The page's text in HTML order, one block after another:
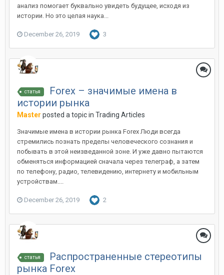
анализ помогает буквально увидеть будущее, исходя из
истории. Но это целая наука...
December 26, 2019 3
статья
Forex – значимые имена в
истории рынка
Master posted a topic in Trading Articles
Значимые имена в истории рынка Forex Люди всегда
стремились познать пределы человеческого сознания и
побывать в этой неизведанной зоне. И уже давно пытаются
обменяться информацией сначала через телеграф, а затем
по телефону, радио, телевидению, интернету и мобильным
устройствам....
December 26, 2019 2
статья
Распространенные стереотипы
рынка Forex